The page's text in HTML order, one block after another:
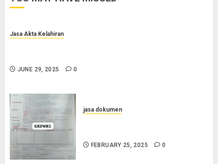
Jasa Akta Kelahiran
JUNE 29, 2025 0
jasa dokumen
FEBRUARY 25, 2025 0